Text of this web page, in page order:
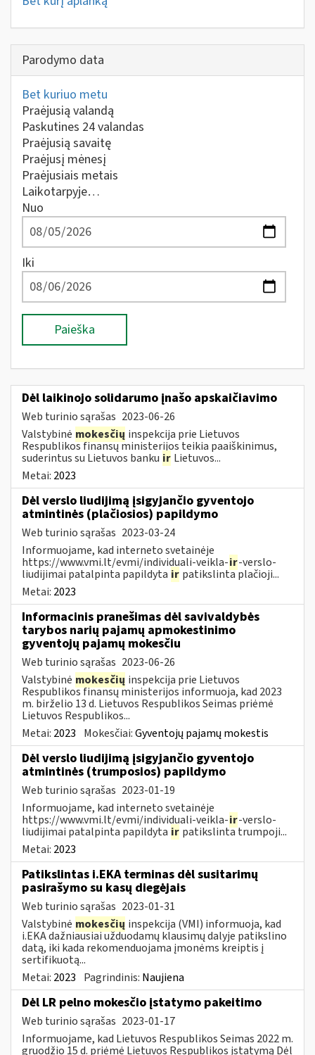
Parodymo data
Bet kuriuo metu
Praėjusią valandą
Paskutines 24 valandas
Praėjusią savaitę
Praėjusį mėnesį
Praėjusiais metais
Laikotarpyje…
Nuo
Iki
Paieška
Dėl laikinojo solidarumo įnašo apskaičiavimo
Web turinio sąrašas 2023-06-26
Valstybinė mokesčių inspekcija prie Lietuvos
Respublikos finansų ministerijos teikia paaiškinimus,
suderintus su Lietuvos banku ir Lietuvos...
Metai: 2023
Dėl verslo liudijimą įsigyjančio gyventojo
atmintinės (plačiosios) papildymo
Web turinio sąrašas 2023-03-24
Informuojame, kad interneto svetainėje
https://www.vmi.lt/evmi/individuali-veikla-ir-verslo-
liudijimai patalpinta papildyta ir patikslinta plačioji...
Metai: 2023
Informacinis pranešimas dėl savivaldybės
tarybos narių pajamų apmokestinimo
gyventojų pajamų mokesčiu
Web turinio sąrašas 2023-06-26
Valstybinė mokesčių inspekcija prie Lietuvos
Respublikos finansų ministerijos informuoja, kad 2023
m. birželio 13 d. Lietuvos Respublikos Seimas priėmė
Lietuvos Respublikos...
Metai: 2023 Mokesčiai:Gyventojų pajamų mokestis
Dėl verslo liudijimą įsigyjančio gyventojo
atmintinės (trumposios) papildymo
Web turinio sąrašas 2023-01-19
Informuojame, kad interneto svetainėje
https://www.vmi.lt/evmi/individuali-veikla-ir-verslo-
liudijimai patalpinta papildyta ir patikslinta trumpoji...
Metai: 2023
Patikslintas i.EKA terminas dėl susitarimų
pasirašymo su kasų diegėjais
Web turinio sąrašas 2023-01-31
Valstybinė mokesčių inspekcija (VMI) informuoja, kad
i.EKA dažniausiai užduodamų klausimų dalyje patikslino
datą, iki kada rekomenduojama įmonėms kreiptis į
sertifikuotą...
Metai: 2023 Pagrindinis: Naujiena
Dėl LR pelno mokesčio įstatymo pakeitimo
Web turinio sąrašas 2023-01-17
Informuojame, kad Lietuvos Respublikos Seimas 2022 m.
gruodžio 15 d. priėmė Lietuvos Respublikos įstatymą Dėl